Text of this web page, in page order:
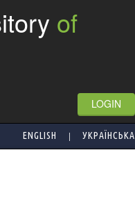
of
LOGIN
ENGLISH | УКРАЇНСЬКА